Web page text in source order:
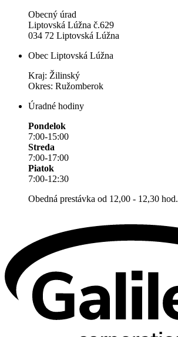
Obecný úrad
Liptovská Lúžna č.629
034 72 Liptovská Lúžna
Obec Liptovská Lúžna
Kraj: Žilinský
Okres: Ružomberok
Úradné hodiny
Pondelok
7:00-15:00
Streda
7:00-17:00
Piatok
7:00-12:30
Obedná prestávka od 12,00 - 12,30 hod.